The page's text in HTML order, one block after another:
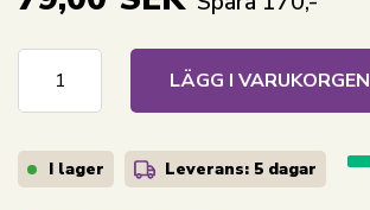
LÄGG I VARUKORGEN
I lager Leverans: 5 dagar